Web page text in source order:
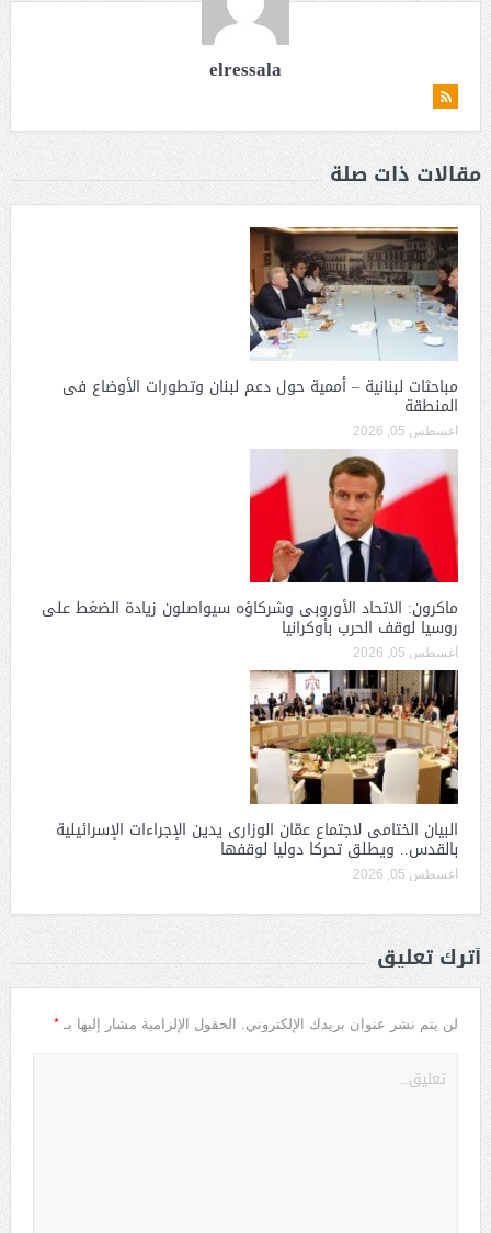
elressala
مقالات ذات صلة
مباحثات لبنانية – أممية حول دعم لبنان وتطورات الأوضاع فى
المنطقة
أغسطس 05, 2026
ماكرون: الاتحاد الأوروبى وشركاؤه سيواصلون زيادة الضغط على
روسيا لوقف الحرب بأوكرانيا
أغسطس 05, 2026
البيان الختامى لاجتماع عمّان الوزارى يدين الإجراءات الإسرائيلية
بالقدس.. ويطلق تحركا دوليا لوقفها
أغسطس 05, 2026
أترك تعليق
لن يتم نشر عنوان بريدك الإلكتروني. الحقول الإلزامية مشار إليها بـ *